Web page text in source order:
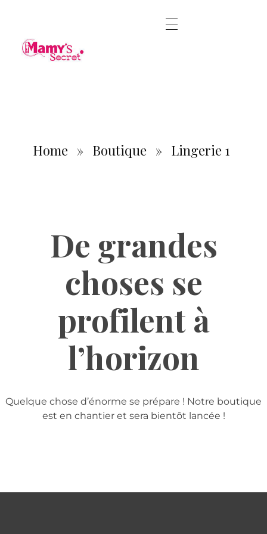
Home » Boutique » Lingerie 1
De grandes
choses se
profilent à
l’horizon
Quelque chose d’énorme se prépare ! Notre boutique
est en chantier et sera bientôt lancée !